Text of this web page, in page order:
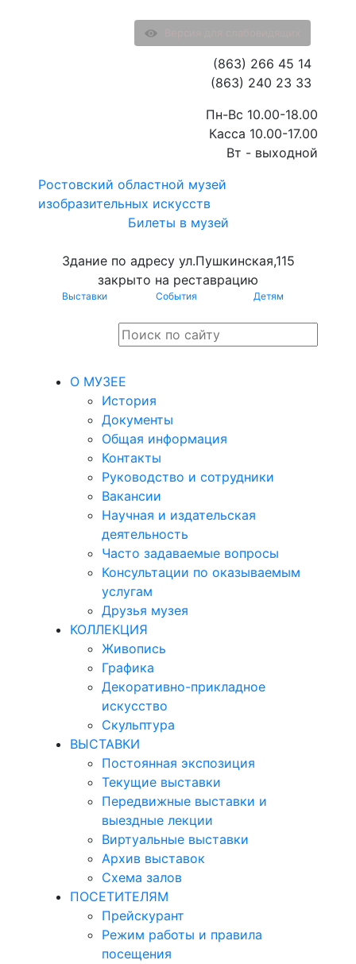
Ростовский областной музей
изобразительных искусств
Билеты в музей
Здание по адресу ул.Пушкинская,115
закрыто на реставрацию
Выставки События Детям
(863) 266 45 14
(863) 240 23 33
Пн-Вс 10.00-18.00
Касса 10.00-17.00
Вт - выходной
О МУЗЕЕ
История
Документы
Общая информация
Контакты
Руководство и сотрудники
Вакансии
Научная и издательская
деятельность
Часто задаваемые вопросы
Консультации по оказываемым
услугам
Друзья музея
КОЛЛЕКЦИЯ
Живопись
Графика
Декоративно-прикладное
искусство
Скульптура
ВЫСТАВКИ
Постоянная экспозиция
Текущие выставки
Передвижные выставки и
выездные лекции
Виртуальные выставки
Архив выставок
Схема залов
ПОСЕТИТЕЛЯМ
Прейскурант
Режим работы и правила
посещения